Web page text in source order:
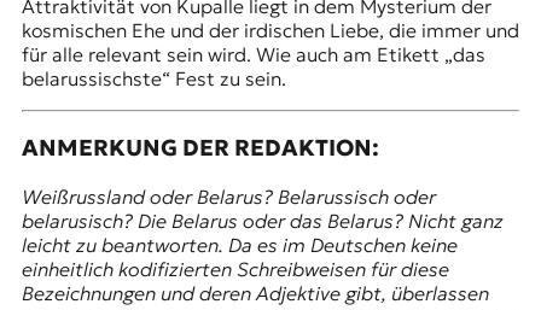
Attraktivität von Kupalle liegt in dem Mysterium der
kosmischen Ehe und der irdischen Liebe, die immer und
für alle relevant sein wird. Wie auch am Etikett „das
belarussischste“ Fest zu sein.
ANMERKUNG DER REDAKTION:
Weißrussland oder Belarus? Belarussisch oder
belarusisch? Die Belarus oder das Belarus? Nicht ganz
leicht zu beantworten. Da es im Deutschen keine
einheitlich kodifizierten Schreibweisen für diese
Bezeichnungen und deren Adjektive gibt, überlassen